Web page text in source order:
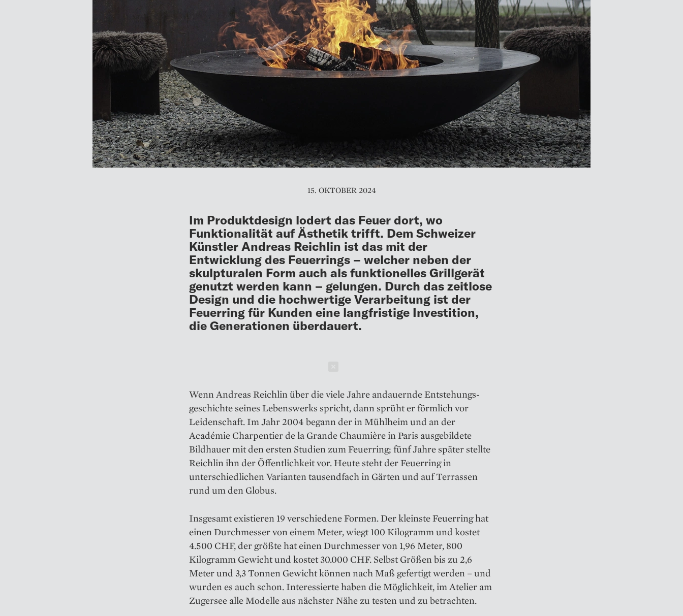
15. OKTOBER 2024
Im Produktdesign lodert das Feuer dort, wo
Funktionalität auf Ästhetik trifft. Dem Schweizer
Künstler Andreas Reichlin ist das mit der
Entwicklung des Feuerrings – welcher neben der
skulpturalen Form auch als funktionelles Grillgerät
genutzt werden kann ­­– gelungen. Durch das zeitlose
Design und die hochwertige Verarbeitung ist der
Feuerring für Kunden eine langfristige Investition,
die Generationen überdauert.
Wenn Andreas Reichlin über die viele Jahre andauernde Entstehungs­
geschichte seines Lebenswerks spricht, dann sprüht er förmlich vor
Leidenschaft. Im Jahr 2004 begann der in Mühlheim und an der
Académie Charpentier de la Grande Chaumière in Paris ausgebildete
Bildhauer mit den ersten Studien zum Feuerring; fünf Jahre später stellte
Reichlin ihn der Öffentlichkeit vor. Heute steht der Feuerring in
unterschiedlichen Varianten tausendfach in Gärten und auf Terrassen
rund um den Globus.
Insgesamt existieren 19 verschiedene Formen. Der kleinste Feuerring hat
einen Durchmesser von einem Meter, wiegt 100 Kilogramm und kostet
4.500 CHF, der größte hat einen Durchmesser von 1,96 Meter, 800
Kilogramm Gewicht und kostet 30.000 CHF. Selbst Größen bis zu 2,6
Meter und 3,3 Tonnen Gewicht können nach Maß gefertigt werden – und
wurden es auch schon. Interessierte haben die Möglichkeit, im Atelier am
Zugersee alle Modelle aus nächster Nähe zu testen und zu betrachten.